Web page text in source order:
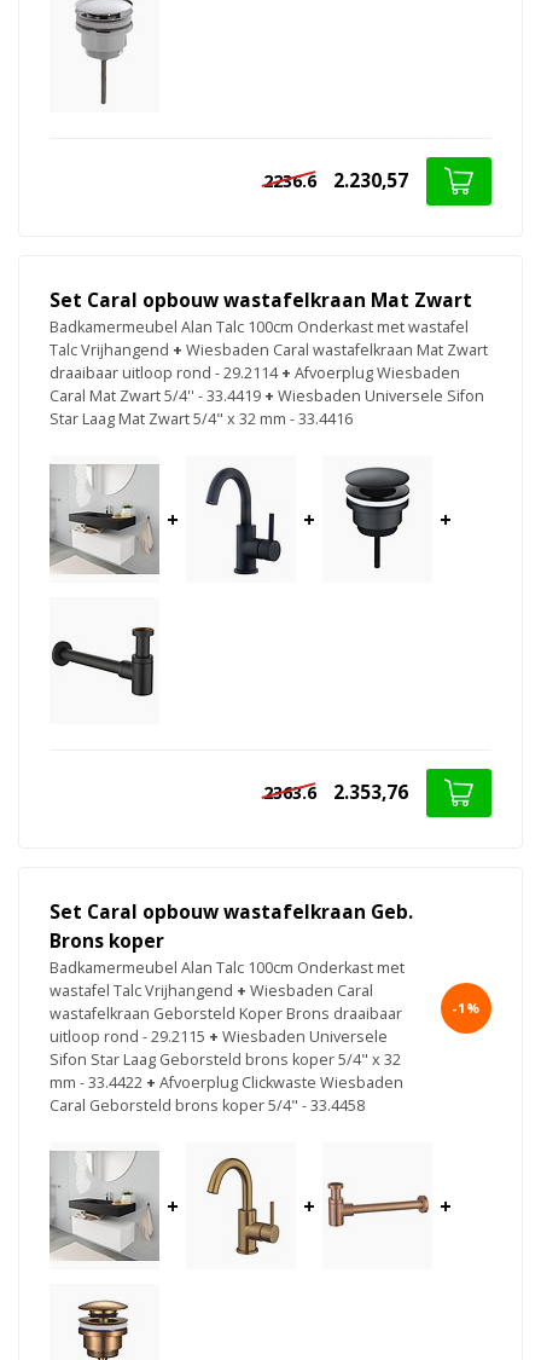
2236.6 2.230,57
Set Caral opbouw wastafelkraan Mat Zwart
Badkamermeubel Alan Talc 100cm Onderkast met wastafel
Talc Vrijhangend + Wiesbaden Caral wastafelkraan Mat Zwart
draaibaar uitloop rond - 29.2114 + Afvoerplug Wiesbaden
Caral Mat Zwart 5/4'' - 33.4419 + Wiesbaden Universele Sifon
Star Laag Mat Zwart 5/4" x 32 mm - 33.4416
+ + +
2363.6 2.353,76
Set Caral opbouw wastafelkraan Geb.
Brons koper
Badkamermeubel Alan Talc 100cm Onderkast met
wastafel Talc Vrijhangend + Wiesbaden Caral
wastafelkraan Geborsteld Koper Brons draaibaar
uitloop rond - 29.2115 + Wiesbaden Universele
Sifon Star Laag Geborsteld brons koper 5/4" x 32
mm - 33.4422 + Afvoerplug Clickwaste Wiesbaden
Caral Geborsteld brons koper 5/4" - 33.4458
-1%
+ + +